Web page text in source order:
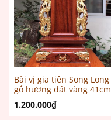
Bài vị gia tiên Song Long
gỗ hương dát vàng 41cm
1.200.000₫